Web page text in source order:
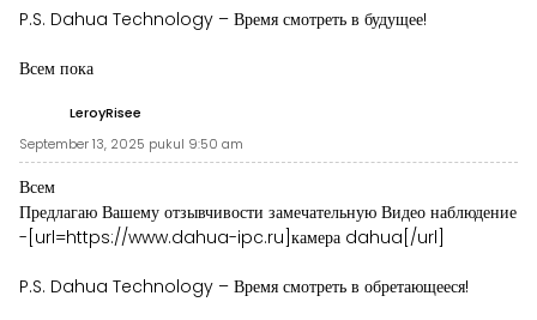
P.S. Dahua Technology – Время смотреть в будущее!
Всем пока
LeroyRisee
September 13, 2025 pukul 9:50 am
Всем
Предлагаю Вашему отзывчивости замечательную Видео наблюдение
-[url=https://www.dahua-ipc.ru]камера dahua[/url]
P.S. Dahua Technology – Время смотреть в обретающееся!